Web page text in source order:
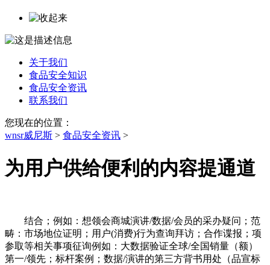
关于我们
食品安全知识
食品安全资讯
联系我们
您现在的位置：
wnsr威尼斯 > 食品安全资讯 >
为用户供给便利的内容提通道
结合；例如：想领会商城演讲/数据/会员的采办疑问；范
畴：市场地位证明；用户(消费)行为查询拜访；合作谍报；项
参取等相关事项征询例如：大数据验证全球/全国销量（额）
第一/领先；标杆案例；数据/演讲的第三方背书用处（品宣标